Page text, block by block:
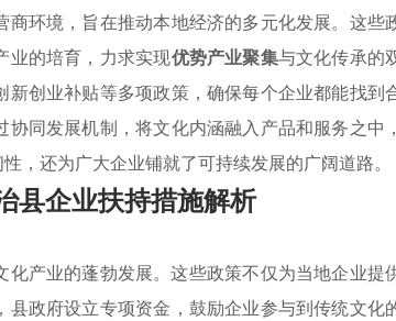
商环境，旨在推动本地经济的多元化发展。这些
业的培育，力求实现优势产业聚集与文化传承的
创业补贴等多项政策，确保每个企业都能找到
同发展机制，将文化内涵融入产品和服务之中，
，还为广大企业铺就了可持续发展的广阔道路。
县企业扶持措施解析
化产业的蓬勃发展。这些政策不仅为当地企业提
政府设立专项资金，鼓励企业参与到传统文化